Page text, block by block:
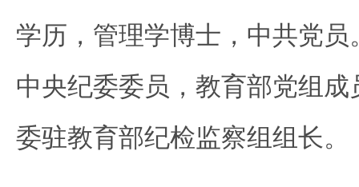
学历，管理学博士，中共党
中央纪委委员，教育部党组
委驻教育部纪检监察组组长。